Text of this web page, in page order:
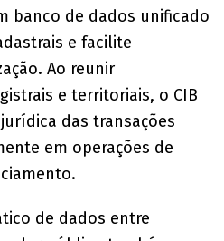
banco de dados unificado
e facilite
Ao reunir
e territoriais, o CIB
das transações
em operações de
de dados entre